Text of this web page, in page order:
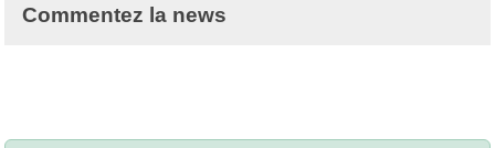
Commentez la news